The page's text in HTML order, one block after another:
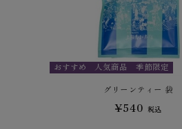
おすすめ 人気商品 季節限定
グリーンティー 袋
¥540 税込